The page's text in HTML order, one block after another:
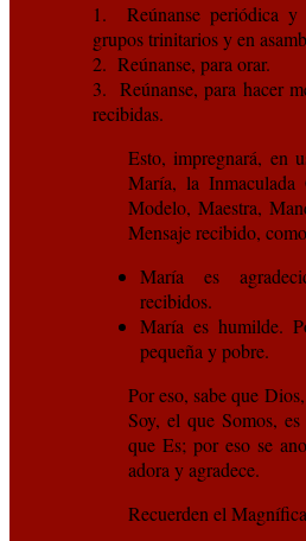
1. Reúnanse periódica y
grupos trinitarios y en
2. Reúnanse, para orar.
3. Reúnanse, para hacer
recibidas.
Esto, impregnará, en
María, la Inmaculada
Modelo, Maestra,
Mensaje recibido,
María es
recibidos.
María es humilde.
pequeña y pobre.
Por eso, sabe que
Soy, el que Somos,
que Es; por eso se
adora y agradece.
Recuerden el